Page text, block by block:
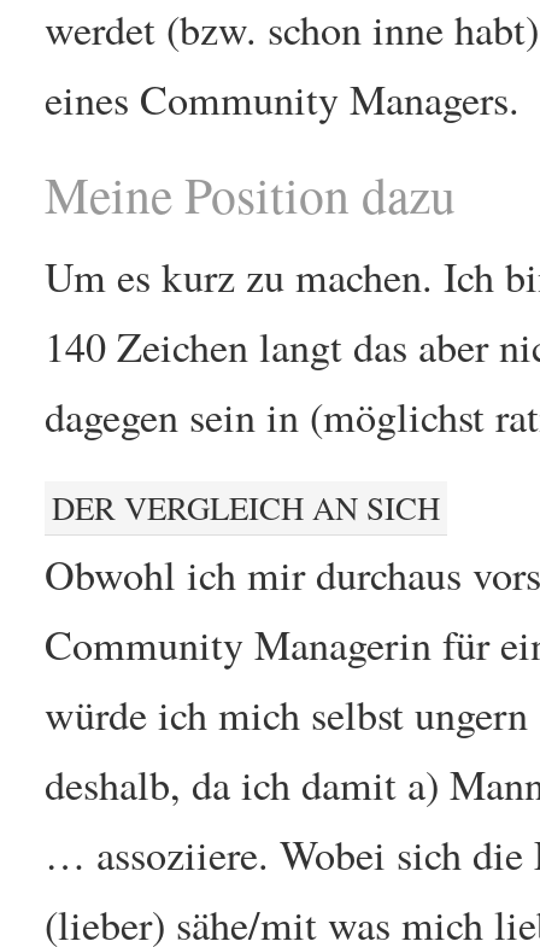
werdet (bzw. schon inne
eines Community Managers.
Meine Position dazu
Um es kurz zu machen. Ich
140 Zeichen langt das aber
dagegen sein in (möglichst
DER VERGLEICH AN SICH
Obwohl ich mir durchaus
Community Managerin für
würde ich mich selbst
deshalb, da ich damit a)
… assoziiere. Wobei sich die
(lieber) sähe/mit was mich